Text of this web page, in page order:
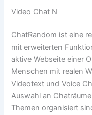
Video Chat N
ChatRandom ist eine
mit erweiterten
aktive Webseite einer
Menschen mit realen
Videotext und Voice
Auswahl an
Themen organisiert